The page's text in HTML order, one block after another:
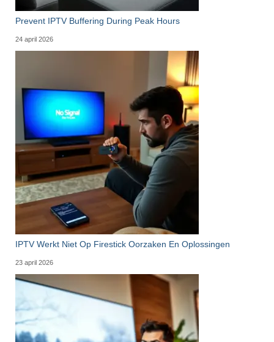
Prevent IPTV Buffering During Peak Hours
24 april 2026
IPTV Werkt Niet Op Firestick Oorzaken En Oplossingen
23 april 2026